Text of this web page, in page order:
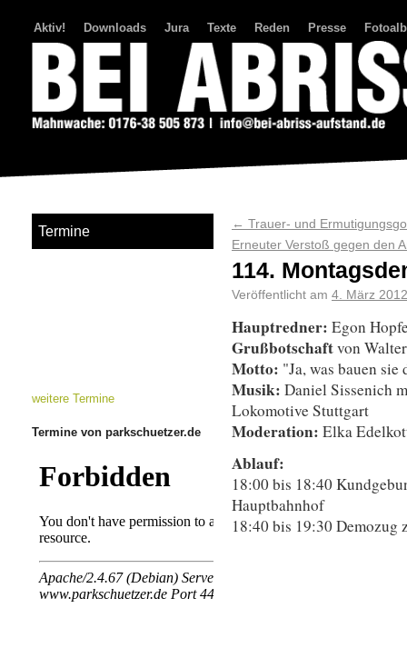
Aktiv! Downloads Jura Texte Reden Presse
← Trauer- und
Erneuter Verstoß gegen den
114.
Veröffentlicht am 4. März 2012
Hauptredner: Egon
Grußbotschaftvon
Motto: "Ja, was bauen sie
Musik: Daniel Sissenich
Lokomotive Stuttgart
Moderation: Elka
Ablauf:
18:00 bis 18:40
Hauptbahnhof
18:40 bis 19:30 Demozug
Termine
weitere Termine
Termine von parkschuetzer.de